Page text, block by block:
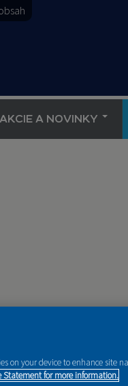
AKCIE A NOVINKY
on your device to enhance site
Statement for more information.